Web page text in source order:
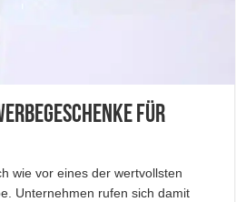
für
wie vor eines der wertvollsten
Unternehmen rufen sich damit